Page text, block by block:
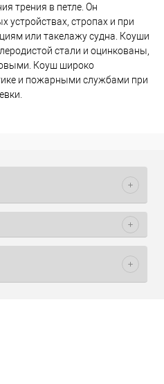
трения в петле. Он
устройствах, стропах и при
или такелажу судна. Коуши
стали и оцинкованы,
Коуш широко
и пожарными службами при